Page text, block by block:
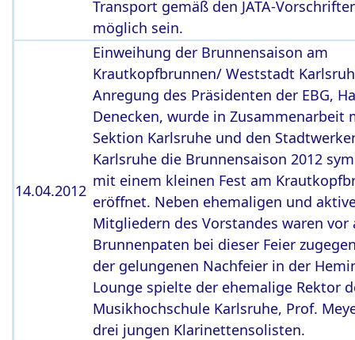
Transport gemäß den JATA-
möglich sein.
14.04.2012
Einweihung der Brunnensaison am
Krautkopfbrunnen/ Weststadt
Anregung des Präsidenten der EBG,
Denecken, wurde in Zusammenarbeit
Sektion Karlsruhe und den
Karlsruhe die Brunnensaison 2012
mit einem kleinen Fest am
eröffnet. Neben ehemaligen und
Mitgliedern des Vorstandes waren vor
Brunnenpaten bei dieser Feier
der gelungenen Nachfeier in der
Lounge spielte der ehemalige Rektor
Musikhochschule Karlsruhe, Prof.
drei jungen Klarinettensolisten.